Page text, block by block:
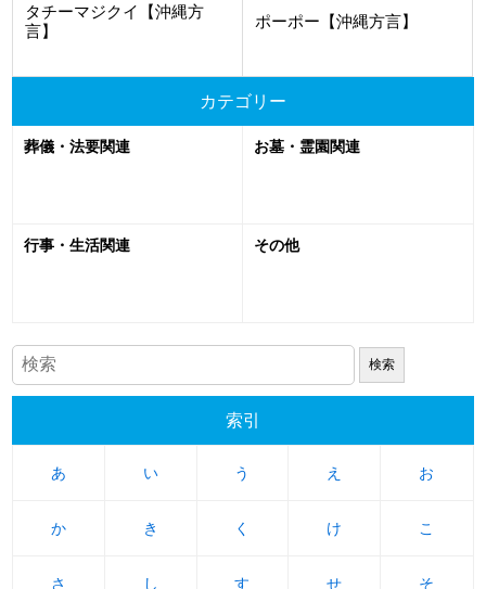
タチーマジクイ【沖縄方
言】
ポーポー【沖縄方言】
カテゴリー
葬儀・法要関連 お墓・霊園関連
行事・生活関連 その他
索引
あ
あ い
い う
う え
え お
お
か
か き
き く
く け
け こ
こ
さ
さ し
し す
す せ
せ そ
そ